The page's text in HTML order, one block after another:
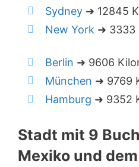
Sydney ➜ 12845
New York ➜ 3333
Berlin ➜ 9606
München ➜ 9769
Hamburg ➜ 9352
Stadt mit 9
Mexiko und dem